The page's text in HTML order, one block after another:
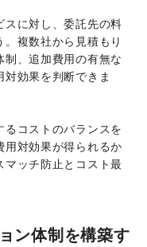
スに対し、委託先の料
複数社から見積もり
制、追加費用の有無な
対効果を判断できま
コストのバランスを
用対効果が得られるか
マッチ防止とコスト最
ン体制を構築す